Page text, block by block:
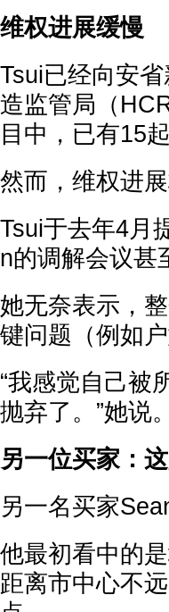
维权进展缓慢
Tsui已经向安
造监管局（
目中，已有15
然而，维权进展
Tsui于去年4月
n的调解会议甚
她无奈表示，
键问题（例如
“我感觉自己被
抛弃了。”她说。
另一位买家：
另一名买家
他最初看中的
距离市中心不